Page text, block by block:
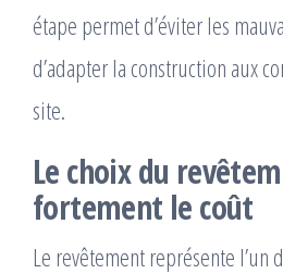
étape permet d’éviter les
d’adapter la construction aux
site.
Le choix du
fortement le coût
Le revêtement représente l’un